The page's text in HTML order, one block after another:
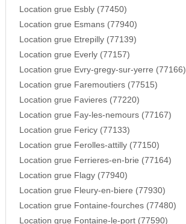
Location grue Esbly (77450)
Location grue Esmans (77940)
Location grue Etrepilly (77139)
Location grue Everly (77157)
Location grue Evry-gregy-sur-yerre (77166)
Location grue Faremoutiers (77515)
Location grue Favieres (77220)
Location grue Fay-les-nemours (77167)
Location grue Fericy (77133)
Location grue Ferolles-attilly (77150)
Location grue Ferrieres-en-brie (77164)
Location grue Flagy (77940)
Location grue Fleury-en-biere (77930)
Location grue Fontaine-fourches (77480)
Location grue Fontaine-le-port (77590)